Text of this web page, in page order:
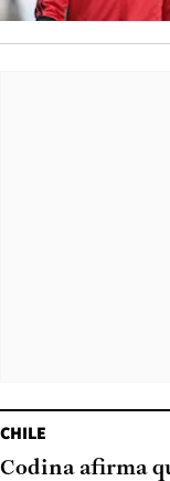
CHILE
Codina afirma